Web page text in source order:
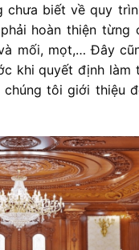
biết về quy
hoàn thiện
mối, mọt,… Đây
khi quyết định
chúng tôi giới